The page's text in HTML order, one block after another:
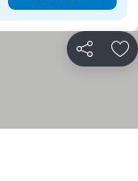
Compartir
precios